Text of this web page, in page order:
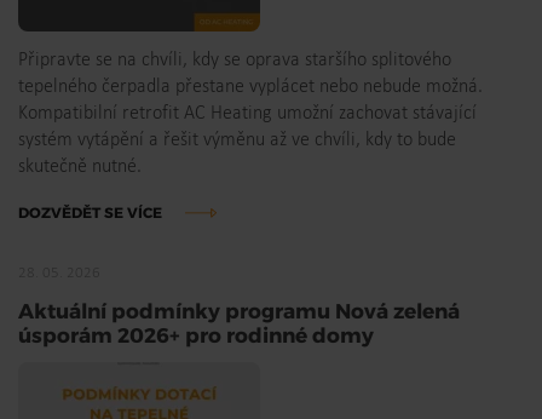
Připravte se na chvíli, kdy se oprava staršího splitového
tepelného čerpadla přestane vyplácet nebo nebude možná.
Kompatibilní retrofit AC Heating umožní zachovat stávající
systém vytápění a řešit výměnu až ve chvíli, kdy to bude
skutečně nutné.
DOZVĚDĚT SE VÍCE
Aktuální podmínky programu Nová zelená
úsporám 2026+ pro rodinné domy